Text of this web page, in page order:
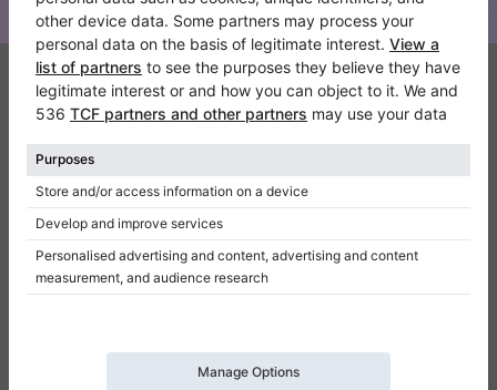
Klaviano
Kontakt
Über Uns
Referenz hinterlassen